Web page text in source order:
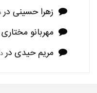
زهرا حسینی در
مهربانو مختاری
مریم حیدی در